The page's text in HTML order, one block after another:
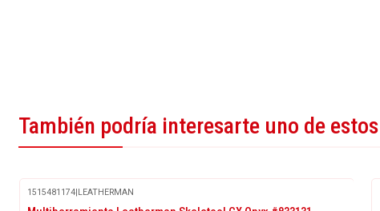
También podría interesarte uno de estos
1515481174|LEATHERMAN